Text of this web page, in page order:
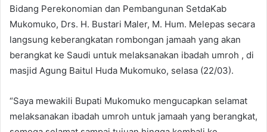
Bidang Perekonomian dan Pembangunan SetdaKab
Mukomuko, Drs. H. Bustari Maler, M. Hum. Melepas secara
langsung keberangkatan rombongan jamaah yang akan
berangkat ke Saudi untuk melaksanakan ibadah umroh , di
masjid Agung Baitul Huda Mukomuko, selasa (22/03).
“Saya mewakili Bupati Mukomuko mengucapkan selamat
melaksanakan ibadah umroh untuk jamaah yang berangkat,